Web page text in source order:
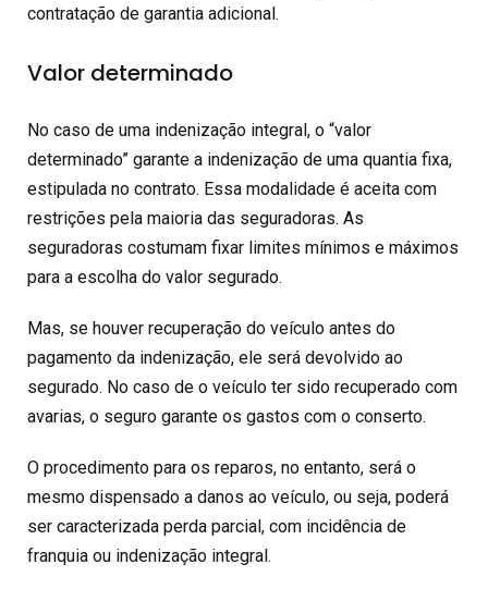
contratação de garantia adicional.
Valor determinado
No caso de uma indenização integral, o “valor
determinado” garante a indenização de uma quantia fixa,
estipulada no contrato. Essa modalidade é aceita com
restrições pela maioria das seguradoras. As
seguradoras costumam fixar limites mínimos e máximos
para a escolha do valor segurado.
Mas, se houver recuperação do veículo antes do
pagamento da indenização, ele será devolvido ao
segurado. No caso de o veículo ter sido recuperado com
avarias, o seguro garante os gastos com o conserto.
O procedimento para os reparos, no entanto, será o
mesmo dispensado a danos ao veículo, ou seja, poderá
ser caracterizada perda parcial, com incidência de
franquia ou indenização integral.